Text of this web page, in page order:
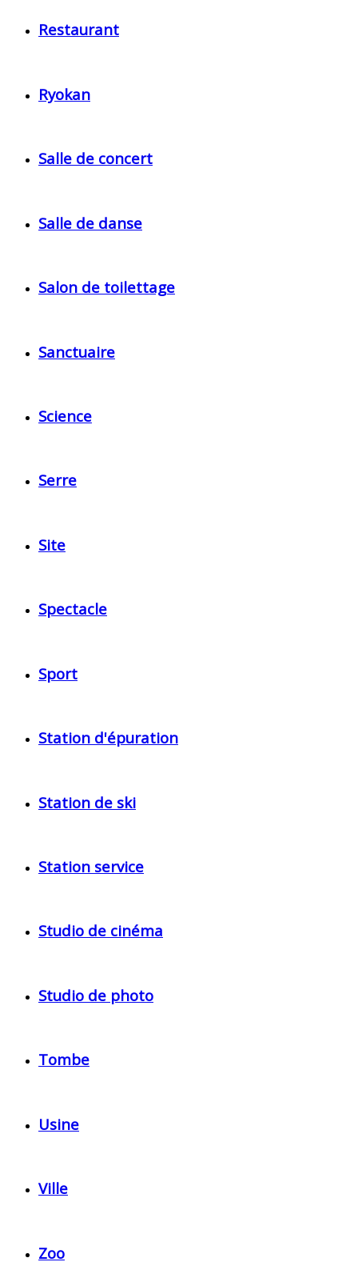
Restaurant
Ryokan
Salle de concert
Salle de danse
Salon de toilettage
Sanctuaire
Science
Serre
Site
Spectacle
Sport
Station d'épuration
Station de ski
Station service
Studio de cinéma
Studio de photo
Tombe
Usine
Ville
Zoo